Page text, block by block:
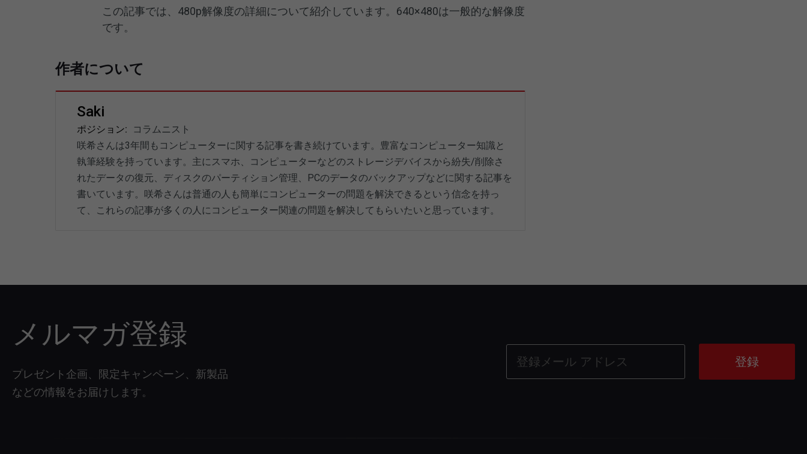
この記事では、480p解像度の詳細について紹介しています。640×480は一般的な解像度
です。
作者について
Saki
ポジション:
コラムニスト
咲希さんは3年間もコンピューターに関する記事を書き続けています。豊富なコンピューター知識と
執筆経験を持っています。主にスマホ、コンピューターなどのストレージデバイスから紛失/削除さ
れたデータの復元、ディスクのパーティション管理、PCのデータのバックアップなどに関する記事を
書いています。咲希さんは普通の人も簡単にコンピューターの問題を解決できるという信念を持っ
て、これらの記事が多くの人にコンピューター関連の問題を解决してもらいたいと思っています。
メルマガ登録
プレゼント企画、限定キャンペーン、新製品
などの情報をお届けします。